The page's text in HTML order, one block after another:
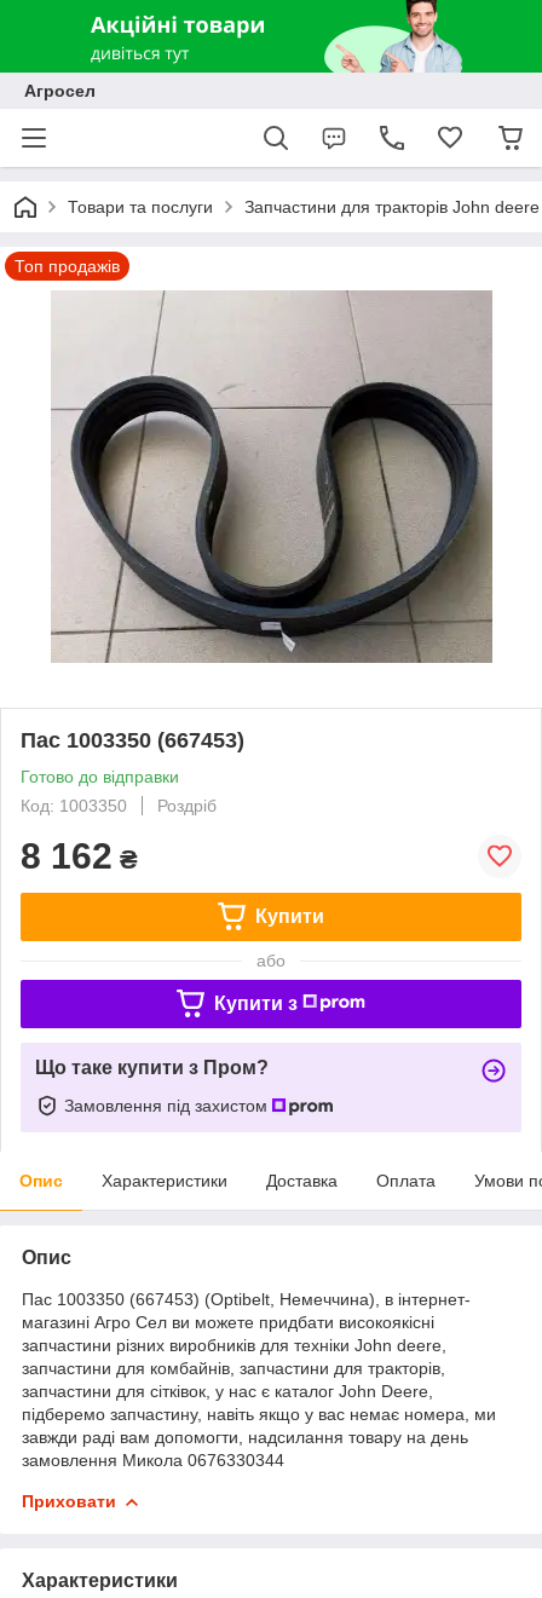
Агросел
Товари та послуги Запчастини для тракторів John deere
Топ продажів
Пас 1003350 (667453)
Готово до відправки
Код: 1003350
Роздріб
8 162 ₴
Купити
або
Купити з
Що таке купити з Пром?
Замовлення під захистом
Опис Характеристики Доставка Оплата Умови
Опис
Пас 1003350 (667453) (Optibelt, Немеччина), в інтернет-
магазині Агро Сел ви можете придбати високоякісні
запчастини різних виробників для техніки John deere,
запчастини для комбайнів, запчастини для тракторів,
запчастини для сітківок, у нас є каталог John Deere,
підберемо запчастину, навіть якщо у вас немає номера, ми
завжди раді вам допомогти, надсилання товару на день
замовлення Микола 0676330344
Приховати
Характеристики